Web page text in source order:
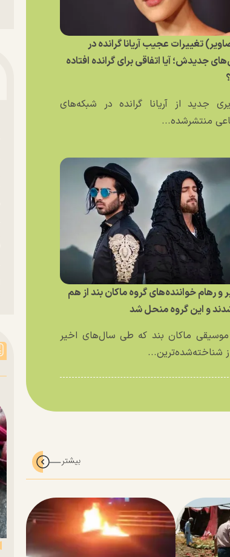
تغییرات عجیب آریانا گرانده در
جدیدش؛ آیا اتفاقی برای گرانده افتاده
جدید از آریانا گرانده در شبکه‌های
منتشرشده...
و رهام خواننده‌های گروه ماکان بند از هم
و این گروه منحل شد
موسیقی ماکان بند که طی سال‌های اخیر
شناخته‌شده‌ترین...